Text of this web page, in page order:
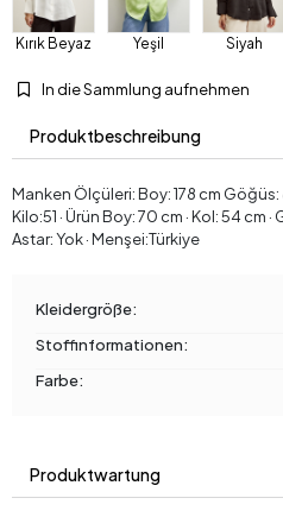
Kırık Beyaz Yeşil Siyah
In die Sammlung aufnehmen
Produktbeschreibung
Manken Ölçüleri: Boy: 178 cm
Kilo:51 · Ürün Boy: 70 cm · Kol: 54 cm
Astar: Yok · Menşei:Türkiye
Kleidergröße:
Stoffinformationen:
Farbe:
Produktwartung